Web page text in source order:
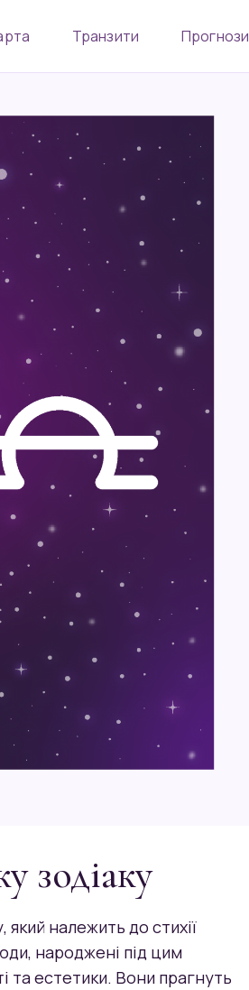
Транзити Прогнози
зодіаку
належить до стихії
народжені під цим
та естетики. Вони прагнуть